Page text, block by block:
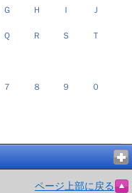
Ｇ Ｈ Ｉ Ｊ
Ｑ Ｒ Ｓ Ｔ
７ ８ ９ ０
ページ上部に戻る